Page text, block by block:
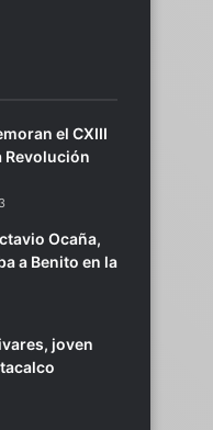
el CXIII
Revolución
Ocaña,
a Benito en la
joven